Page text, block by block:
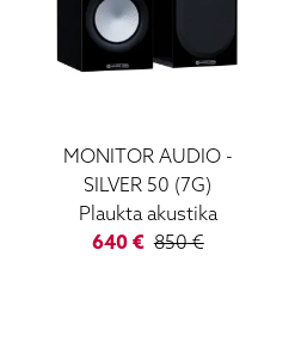
MONITOR AUDIO-
SILVER 50 (7G)
Plaukta akustika
640€ 850€